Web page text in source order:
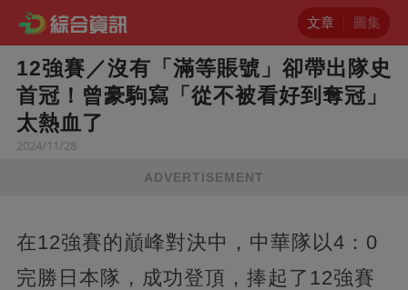
文章 圖集
12強賽／沒有「滿等賬號」卻帶出隊史
首冠！曾豪駒寫「從不被看好到奪冠」
太熱血了
2024/11/28
ADVERTISEMENT
在12強賽的巔峰對決中，中華隊以4：0
完勝日本隊，成功登頂，捧起了12強賽